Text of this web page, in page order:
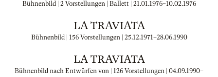
Bühnenbild | 2 Vorstellungen | Ballett | 21.01.1976–10.02.1976
LA TRAVIATA
Bühnenbild | 156 Vorstellungen | 25.12.1971–28.06.1990
LA TRAVIATA
Bühnenbild nach Entwürfen von | 126 Vorstellungen | 04.09.1990–